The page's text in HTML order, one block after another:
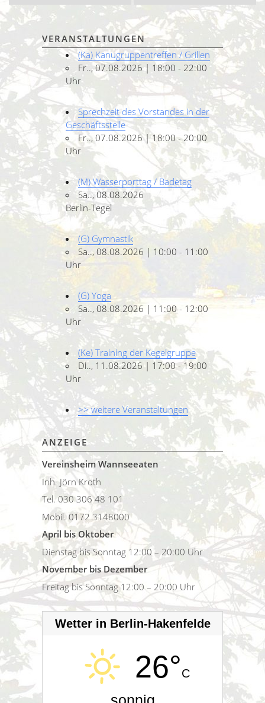
VERANSTALTUNGEN
(Ka) Kanugruppentreffen / Grillen
Fr.., 07.08.2026 | 18:00 - 22:00
Uhr
Sprechzeit des Vorstandes in der
Geschäftsstelle
Fr.., 07.08.2026 | 18:00 - 20:00
Uhr
(M) Wasserporttag / Badetag
Sa.., 08.08.2026
Berlin-Tegel
(G) Gymnastik
Sa.., 08.08.2026 | 10:00 - 11:00
Uhr
(G) Yoga
Sa.., 08.08.2026 | 11:00 - 12:00
Uhr
(Ke) Training der Kegelgruppe
Di.., 11.08.2026 | 17:00 - 19:00
Uhr
>> weitere Veranstaltungen
ANZEIGE
Vereinsheim Wannseeaten
Inh. Jörn Kroth
Tel. 030 306 48 101
Mobil. 0172 3148000
April bis Oktober
Dienstag bis Sonntag 12:00 – 20:00 Uhr
November bis Dezember
Freitag bis Sonntag 12:00 – 20:00 Uhr
Wetter in Berlin-Hakenfelde
26°C